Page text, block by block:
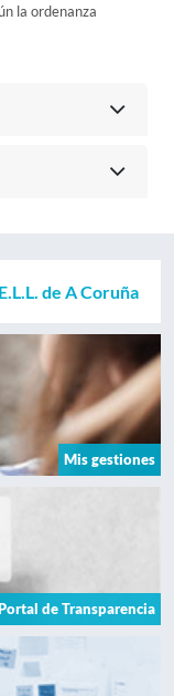
la ordenanza
de A Coruña
Mis gestiones
de Transparencia